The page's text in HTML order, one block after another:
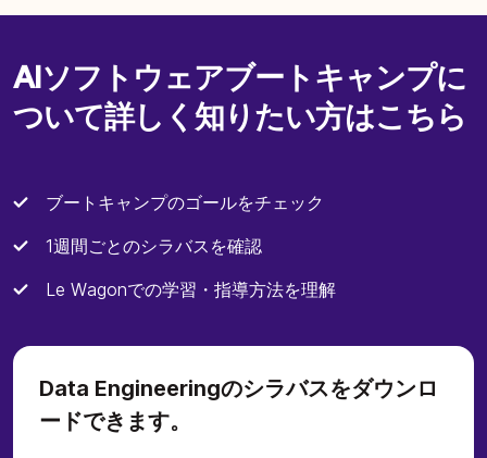
AIソフトウェアブートキャンプに
ついて詳しく知りたい方はこちら
ブートキャンプのゴールをチェック
1週間ごとのシラバスを確認
Le Wagonでの学習・指導方法を理解
Data Engineeringのシラバスをダウンロ
ードできます。